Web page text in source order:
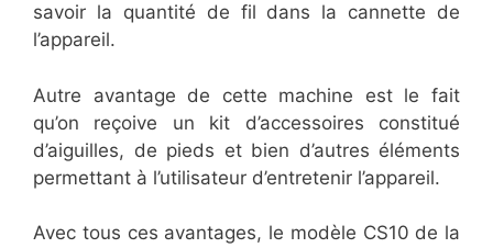
savoir la quantité de fil dans la cannette de
l’appareil.
Autre avantage de cette machine est le fait
qu’on reçoive un kit d’accessoires constitué
d’aiguilles, de pieds et bien d’autres éléments
permettant à l’utilisateur d’entretenir l’appareil.
Avec tous ces avantages, le modèle CS10 de la